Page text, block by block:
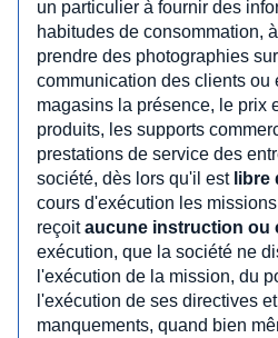
un particulier à fournir des
habitudes de consommation,
prendre des photographies
communication des clients ou
magasins la présence, le prix
produits, les supports
prestations de service des
société, dès lors qu'il est
cours d'exécution les
reçoitaucune instruction ou
exécution, que la société ne
l'exécution de la mission, du
l'exécution de ses directives
manquements, quand bien